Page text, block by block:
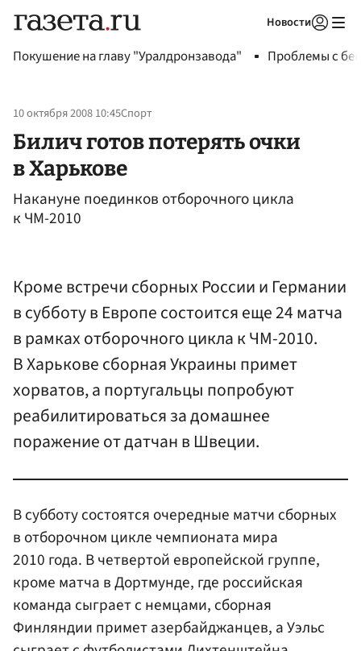
Новости
Покушение на главу "Уралдронзавода" Проблемы с
10 октября 2008 10:45Спорт
Билич готов потерять очки
в Харькове
Накануне поединков отборочного цикла
к ЧМ-2010
Кроме встречи сборных России и Германии
в субботу в Европе состоится еще 24 матча
в рамках отборочного цикла к ЧМ-2010.
В Харькове сборная Украины примет
хорватов, а португальцы попробуют
реабилитироваться за домашнее
поражение от датчан в Швеции.
В субботу состоятся очередные матчи сборных
в отборочном цикле чемпионата мира
2010 года. В четвертой европейской группе,
кроме матча в Дортмунде, где российская
команда сыграет с немцами, сборная
Финляндии примет азербайджанцев, а Уэльс